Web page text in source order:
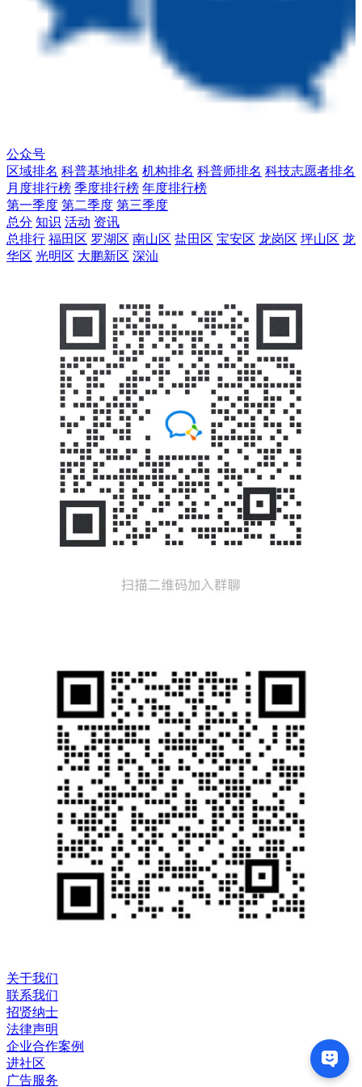
公众号
区域排名 科普基地排名 机构排名 科普师排名 科技志愿者排名
月度排行榜 季度排行榜 年度排行榜
第一季度 第二季度 第三季度
总分 知识 活动 资讯
总排行 福田区 罗湖区 南山区 盐田区 宝安区 龙岗区 坪山区 龙
华区 光明区 大鹏新区 深汕
关于我们
联系我们
招贤纳士
法律声明
企业合作案例
进社区
广告服务